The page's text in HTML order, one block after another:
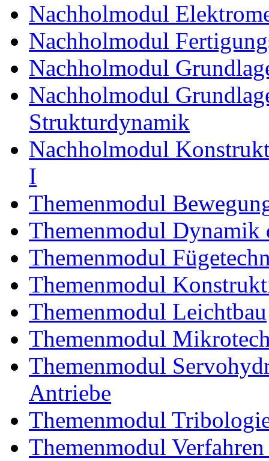
Nachholmodul
Nachholmodul
Nachholmodul
Nachholmodul
Strukturdynamik
Nachholmodul
I
Themenmodul
Themenmodul Dynamik
Themenmodul
Themenmodul
Themenmodul Leichtbau
Themenmodul
Themenmodul
Antriebe
Themenmodul
Themenmodul